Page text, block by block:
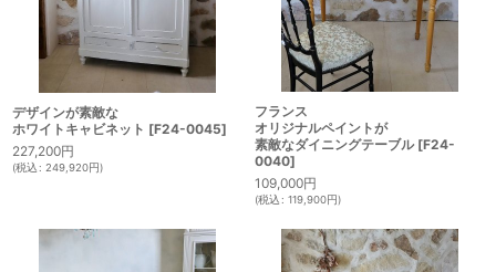
デザインが素敵な
ホワイトキャビネット [F24-0045]
227,200円
(税込: 249,920円)
フランス
オリジナルペイントが
素敵なダイニングテーブル [F24-
0040]
109,000円
(税込: 119,900円)